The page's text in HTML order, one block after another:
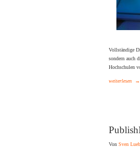
Vollständige
sondern auch
Hochschulen
weiterlesen →
Von Sven